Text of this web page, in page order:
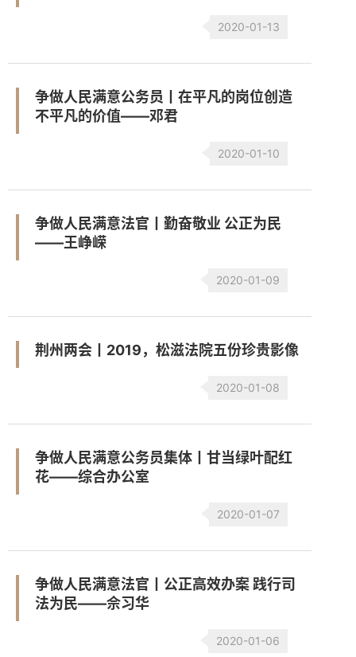
2020-01-13
争做人民满意公务员丨在平凡的岗位创造
不平凡的价值——邓君
2020-01-10
争做人民满意法官丨勤奋敬业 公正为民
——王峥嵘
2020-01-09
荆州两会丨2019，松滋法院五份珍贵影像
2020-01-08
争做人民满意公务员集体丨甘当绿叶配红
花——综合办公室
2020-01-07
争做人民满意法官丨公正高效办案 践行司
法为民——佘习华
2020-01-06